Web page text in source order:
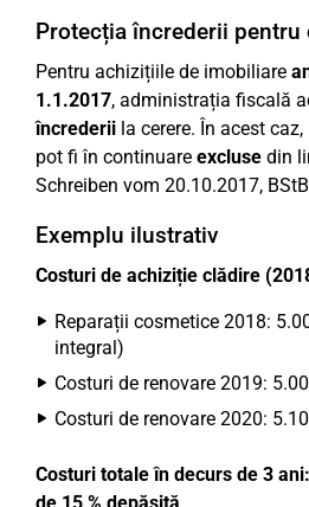
Protecția încrederii pentru
Pentru achizițiile de imobiliare
1.1.2017, administrația fiscală
încrederii la cerere. În acest
pot fi în continuare excluse din
Schreiben vom 20.10.2017,
Exemplu ilustrativ
Costuri de achiziție clădire
Reparații cosmetice 2018:
integral)
Costuri de renovare 2019:
Costuri de renovare 2020:
Costuri totale în decurs de 3